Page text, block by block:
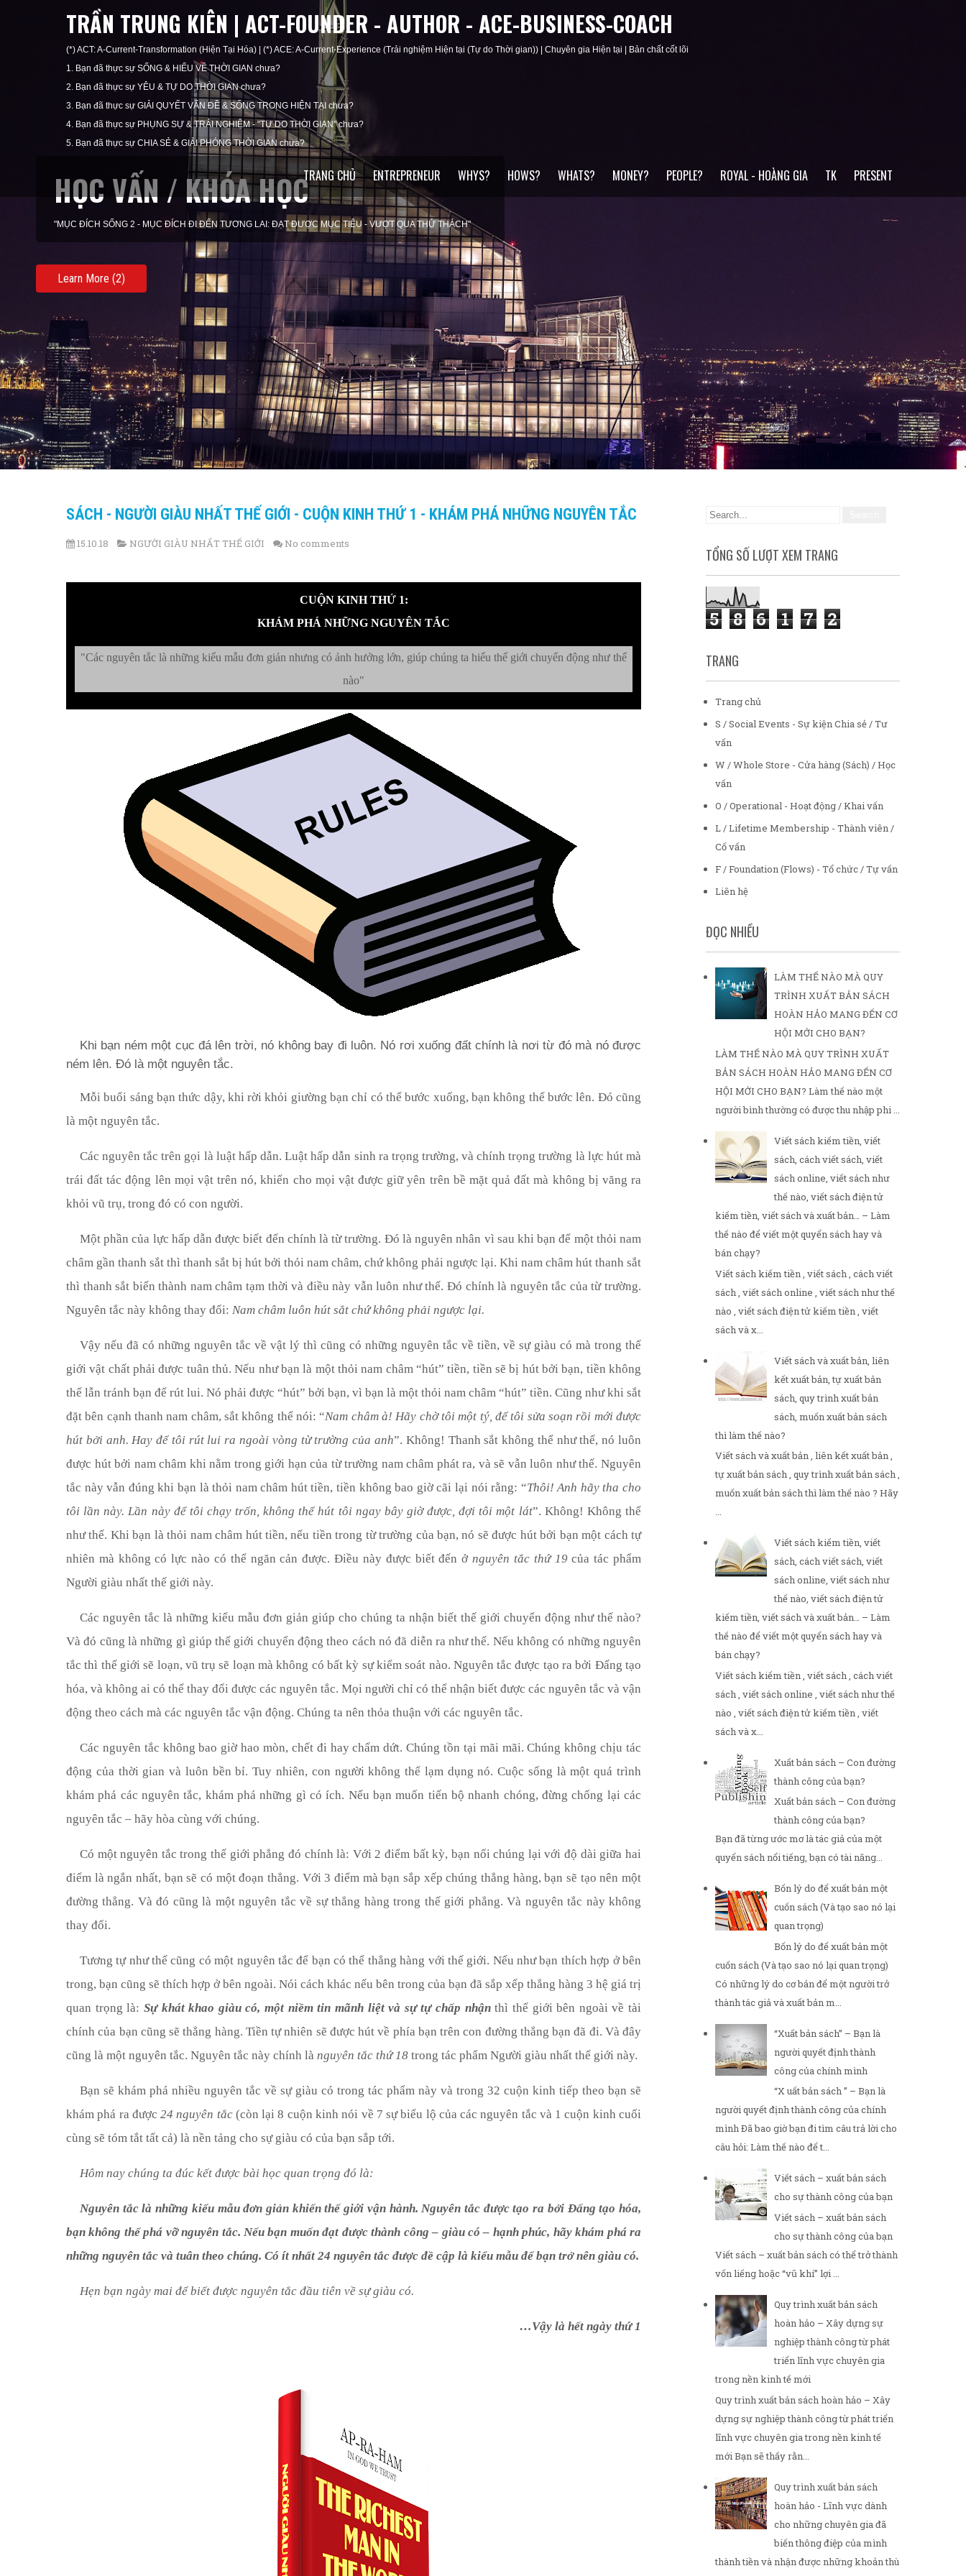
TRẦN TRUNG KIÊN | ACT-FOUNDER - AUTHOR - ACE-BUSINESS-COACH
(*) ACT: A-Current-Transformation (Hiện Tại Hóa) | (*) ACE: A-Current-Experience (Trải nghiệm Hiện tại (Tự do Thời gian)) | Chuyên gia Hiện tại | Bản chất cốt lõi
1. Bạn đã thực sự SỐNG & HIỂU VỀ THỜI GIAN chưa?
2. Bạn đã thực sự YÊU & TỰ DO THỜI GIAN chưa?
3. Bạn đã thực sự GIẢI QUYẾT VẤN ĐỀ & SỐNG TRONG HIỆN TẠI chưa?
4. Bạn đã thực sự PHỤNG SỰ & TRẢI NGHIỆM - "TỰ DO THỜI GIAN" chưa?
5. Bạn đã thực sự CHIA SẺ & GIẢI PHÓNG THỜI GIAN chưa?
TRANG CHỦ ENTREPRENEUR WHYS? HOWS? WHATS? MONEY? PEOPLE? ROYAL - HOÀNG GIA TK PRESENT
KHAI VẤN / HUẤN LUYỆN CÁ NHÂN
"MỤC ĐÍCH SỐNG 3 - MỤC ĐÍCH TRONG HIỆN TẠI: SỐNG THEO ĐÚNG MỤC ĐÍCH"
Learn More (3)
SÁCH - NGƯỜI GIÀU NHẤT THẾ GIỚI - CUỘN KINH THỨ 1 - KHÁM PHÁ NHỮNG NGUYÊN TẮC
15.10.18 NGƯỜI GIÀU NHẤT THẾ GIỚI No comments
CUỘN KINH THỨ 1:
KHÁM PHÁ NHỮNG NGUYÊN TẮC
"Các nguyên tắc là những kiểu mẫu đơn giản nhưng có ảnh hưởng lớn, giúp chúng ta hiểu thế giới chuyển động như thế
nào"
Khi bạn ném một cục đá lên trời, nó không bay đi luôn. Nó rơi xuống đất chính là nơi từ đó mà nó được
ném lên. Đó là một nguyên tắc.
Mỗi buổi sáng bạn thức dậy, khi rời khỏi giường bạn chỉ có thể bước xuống, bạn không thể bước lên. Đó cũng
là một nguyên tắc.
Các nguyên tắc trên gọi là luật hấp dẫn. Luật hấp dẫn sinh ra trọng trường, và chính trọng trường là lực hút mà
trái đất tác động lên mọi vật trên nó, khiến cho mọi vật được giữ yên trên bề mặt quả đất mà không bị văng ra
khỏi vũ trụ, trong đó có con người.
Một phần của lực hấp dẫn được biết đến chính là từ trường. Đó là nguyên nhân vì sau khi bạn để một thỏi nam
châm gần thanh sắt thì thanh sắt bị hút bởi thỏi nam châm, chứ không phải ngược lại. Khi nam châm hút thanh sắt
thì thanh sắt biến thành nam châm tạm thời và điều này vẫn luôn như thế. Đó chính là nguyên tắc của từ trường.
Nguyên tắc này không thay đổi: Nam châm luôn hút sắt chứ không phải ngược lại.
Vậy nếu đã có những nguyên tắc về vật lý thì cũng có những nguyên tắc về tiền, về sự giàu có mà trong thế
giới vật chất phải được tuân thủ. Nếu như bạn là một thỏi nam châm “hút” tiền, tiền sẽ bị hút bởi bạn, tiền không
thể lẫn tránh bạn để rút lui. Nó phải được “hút” bởi bạn, vì bạn là một thỏi nam châm “hút” tiền. Cũng như khi sắt
đặt bên cạnh thanh nam châm, sắt không thể nói: “Nam châm à! Hãy chờ tôi một tý, để tôi sửa soạn rồi mới được
hút bởi anh. Hay để tôi rút lui ra ngoài vòng từ trường của anh”. Không! Thanh sắt không thể như thế, nó luôn
được hút bởi nam châm khi nằm trong giới hạn của từ trường nam châm phát ra, và sẽ vẫn luôn như thế. Nguyên
tắc này vẫn đúng khi bạn là thỏi nam châm hút tiền, tiền không bao giờ cãi lại nói rằng: “Thôi! Anh hãy tha cho
tôi lần này. Lần này để tôi chạy trốn, không thể hút tôi ngay bây giờ được, đợi tôi một lát”. Không! Không thể
như thế. Khi bạn là thỏi nam châm hút tiền, nếu tiền trong từ trường của bạn, nó sẽ được hút bởi bạn một cách tự
nhiên mà không có lực nào có thể ngăn cản được. Điều này được biết đến ở nguyên tắc thứ 19của tác phẩm
Người giàu nhất thế giới này.
Các nguyên tắc là những kiểu mẫu đơn giản giúp cho chúng ta nhận biết thế giới chuyển động như thế nào?
Và đó cũng là những gì giúp thế giới chuyển động theo cách nó đã diễn ra như thế. Nếu không có những nguyên
tắc thì thế giới sẽ loạn, vũ trụ sẽ loạn mà không có bất kỳ sự kiểm soát nào. Nguyên tắc được tạo ra bởi Đấng tạo
hóa, và không ai có thể thay đổi được các nguyên tắc. Mọi người chỉ có thể nhận biết được các nguyên tắc và vận
động theo cách mà các nguyên tắc vận động. Chúng ta nên thỏa thuận với các nguyên tắc.
Các nguyên tắc không bao giờ hao mòn, chết đi hay chấm dứt. Chúng tồn tại mãi mãi. Chúng không chịu tác
động của thời gian và luôn bền bỉ. Tuy nhiên, con người không thể lạm dụng nó. Cuộc sống là một quá trình
khám phá các nguyên tắc, khám phá những gì có ích. Nếu bạn muốn tiến bộ nhanh chóng, đừng chống lại các
nguyên tắc – hãy hòa cùng với chúng.
Có một nguyên tắc trong thế giới phẳng đó chính là: Với 2 điểm bất kỳ, bạn nối chúng lại với độ dài giữa hai
điểm là ngắn nhất, bạn sẽ có một đoạnthẳng. Với 3 điểm mà bạn sắp xếp chúng thẳng hàng, bạnsẽ tạo nên một
đường thẳng. Và đó cũng là một nguyên tắc về sự thẳng hàng trong thế giới phẳng. Và nguyên tắc này không
thay đổi.
Tương tự như thế cũng có một nguyên tắc để bạn có thể thẳng hàng với thế giới. Nếu như bạn thích hợp ở bên
trong, bạn cũng sẽ thích hợp ở bên ngoài. Nói cách khác nếu bên trong của bạn đã sắp xếp thẳng hàng 3 hệ giá trị
quan trọng là: Sự khát khao giàu có, một niềm tin mãnh liệt và sự tự chấp nhậnthì thế giới bên ngoài về tài
chính của bạn cũng sẽ thẳng hàng. Tiền tự nhiên sẽ được hút về phía bạn trên con đường thẳng bạn đã đi. Và đây
cũng là một nguyên tắc. Nguyên tắc này chính là nguyên tắc thứ 18 trong tác phẩm Người giàu nhất thế giới này.
Bạn sẽ khám phá nhiều nguyên tắc về sự giàu có trong tác phẩm này và trong 32 cuộn kinh tiếp theo bạn sẽ
khám phá ra được24 nguyên tắc (còn lại 8 cuộn kinh nói về 7 sự biểu lộ của các nguyên tắc và 1 cuộn kinh cuối
cùng sẽ tóm tắt tất cả) là nền tảng cho sự giàu có của bạn sắp tới.
Hôm nay chúng ta đúc kết được bài học quan trọng đó là:
Nguyên tắc là những kiểu mẫu đơn giản khiến thế giới vận hành. Nguyên tắc được tạo ra bởi Đấng tạo hóa,
bạn không thể phá vỡ nguyên tắc. Nếu bạn muốn đạt được thành công – giàu có – hạnh phúc, hãy khám phá ra
những nguyên tắc và tuân theo chúng. Có ít nhất 24 nguyên tắc được đề cập là kiểu mẫu để bạn trở nên giàu có.
Hẹn bạn ngày mai để biết được nguyên tắc đầu tiên về sự giàu có.
…Vậy là hết ngày thứ 1
TỔNG SỐ LƯỢT XEM TRANG
5 8 6 1 7 2
TRANG
Trang chủ
S / Social Events - Sự kiện Chia sẻ / Tư
vấn
W / Whole Store - Cửa hàng (Sách) / Học
vấn
O / Operational - Hoạt động / Khai vấn
L / Lifetime Membership - Thành viên /
Cố vấn
F / Foundation (Flows) - Tổ chức / Tự vấn
Liên hệ
ĐỌC NHIỀU
LÀM THẾ NÀO MÀ QUY
TRÌNH XUẤT BẢN SÁCH
HOÀN HẢO MANG ĐẾN CƠ
HỘI MỚI CHO BẠN?
LÀM THẾ NÀO MÀ QUY TRÌNH XUẤT
BẢN SÁCH HOÀN HẢO MANG ĐẾN CƠ
HỘI MỚI CHO BẠN? Làm thế nào một
người bình thường có được thu nhập phi ...
Viết sách kiếm tiền, viết
sách, cách viết sách, viết
sách online, viết sách như
thế nào, viết sách điện tử
kiếm tiền, viết sách và xuất bản… – Làm
thế nào để viết một quyển sách hay và
bán chạy?
Viết sách kiếm tiền , viết sách , cách viết
sách , viết sách online , viết sách như thế
nào , viết sách điện tử kiếm tiền , viết
sách và x...
Viết sách và xuất bản, liên
kết xuất bản, tự xuất bản
sách, quy trình xuất bản
sách, muốn xuất bản sách
thì làm thế nào?
Viết sách và xuất bản , liên kết xuất bản ,
tự xuất bản sách , quy trình xuất bản sách ,
muốn xuất bản sách thì làm thế nào ? Hãy
...
Viết sách kiếm tiền, viết
sách, cách viết sách, viết
sách online, viết sách như
thế nào, viết sách điện tử
kiếm tiền, viết sách và xuất bản… – Làm
thế nào để viết một quyển sách hay và
bán chạy?
Viết sách kiếm tiền , viết sách , cách viết
sách , viết sách online , viết sách như thế
nào , viết sách điện tử kiếm tiền , viết
sách và x...
Xuất bản sách – Con đường
thành công của bạn?
Xuất bản sách – Con đường
thành công của bạn?
Bạn đã từng ước mơ là tác giả của một
quyển sách nổi tiếng, bạn có tài năng...
Bốn lý do để xuất bản một
cuốn sách (Và tạo sao nó lại
quan trọng)
Bốn lý do để xuất bản một
cuốn sách (Và tạo sao nó lại quan trọng)
Có những lý do cơ bản để một người trở
thành tác giả và xuất bản m...
“Xuất bản sách” – Bạn là
người quyết định thành
công của chính mình
“X uất bản sách ” – Bạn là
người quyết định thành công của chính
mình Đã bao giờ bạn đi tìm câu trả lời cho
câu hỏi: Làm thế nào để t...
Viết sách – xuất bản sách
cho sự thành công của bạn
Viết sách – xuất bản sách
cho sự thành công của bạn
Viết sách – xuất bản sách có thể trở thành
vốn liếng hoặc “vũ khí” lợi ...
Quy trình xuất bản sách
hoàn hảo – Xây dựng sự
nghiệp thành công từ phát
triển lĩnh vực chuyên gia
trong nền kinh tế mới
Quy trình xuất bản sách hoàn hảo – Xây
dựng sự nghiệp thành công từ phát triển
lĩnh vực chuyên gia trong nền kinh tế
mới Bạn sẽ thấy rằn...
Quy trình xuất bản sách
hoàn hảo - Lĩnh vực dành
cho những chuyên gia đã
biến thông điệp của mình
thành tiền và nhận được những khoản thù